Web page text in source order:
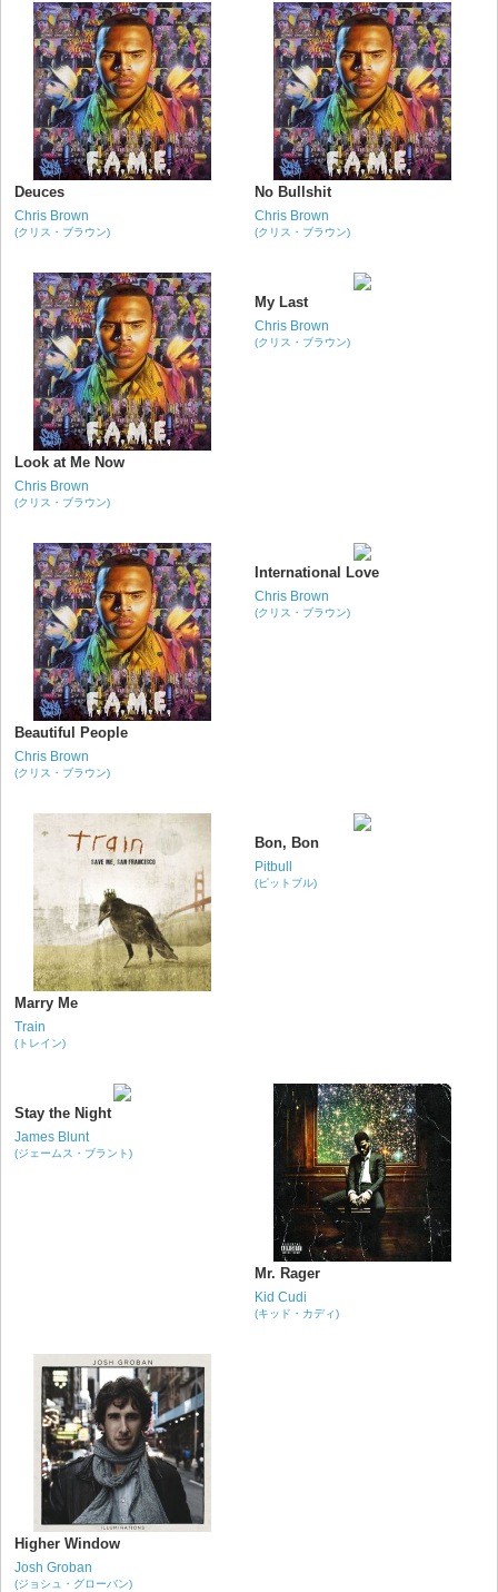
Deuces
Chris Brown
(クリス・ブラウン)
No Bullshit
Chris Brown
(クリス・ブラウン)
Look at Me Now
Chris Brown
(クリス・ブラウン)
My Last
Chris Brown
(クリス・ブラウン)
Beautiful People
Chris Brown
(クリス・ブラウン)
International Love
Chris Brown
(クリス・ブラウン)
Marry Me
Train
(トレイン)
Bon, Bon
Pitbull
(ピットブル)
Stay the Night
James Blunt
(ジェームス・ブラント)
Mr. Rager
Kid Cudi
(キッド・カディ)
Higher Window
Josh Groban
(ジョシュ・グローバン)